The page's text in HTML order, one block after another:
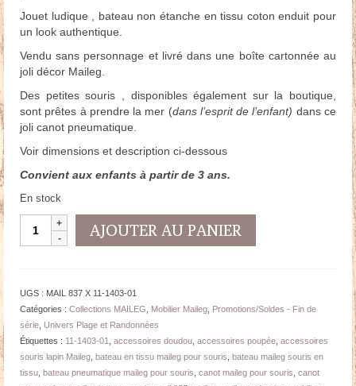
Jouet ludique , bateau non étanche en tissu coton enduit pour
un look authentique.
Vendu sans personnage et livré dans une boîte cartonnée au
joli décor Maileg.
Des petites souris , disponibles également sur la boutique,
sont prêtes à prendre la mer (dans l’esprit de l’enfant) dans ce
joli canot pneumatique.
Voir dimensions et description ci-dessous
Convient aux enfants à partir de 3 ans.
En stock
quantité
pour
Souris
AJOUTER AU PANIER
UGS : MAIL 837 X 11-1403-01
Catégories : Collections MAILEG Mobilier Maileg
Promotions/Soldes - Fin de
série
Univers Plage et Randonnées
Étiquettes : 11-1403-01 accessoires doudou accessoires poupée accessoires
souris lapin Maileg bateau en tissu maileg pour souris
bateau maileg souris en
tissu bateau pneumatique maileg pour souris canot maileg pour souris canot